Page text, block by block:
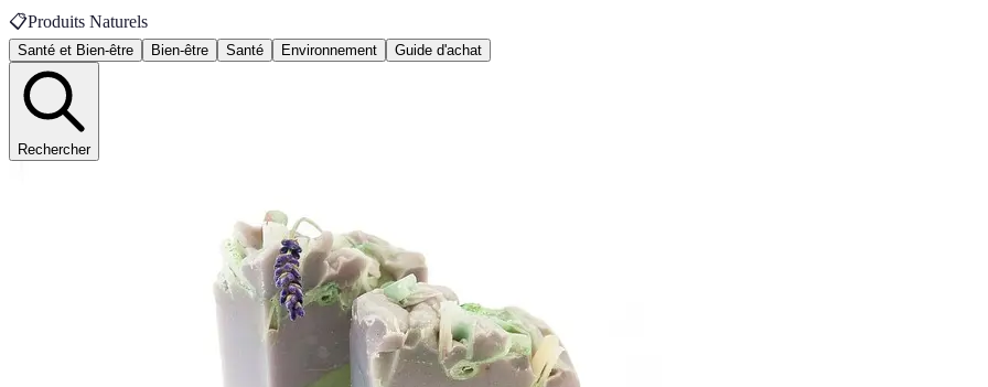
📋Produits Naturels
Santé et Bien-être Bien-être Santé Environnement Guide d'achat
Rechercher